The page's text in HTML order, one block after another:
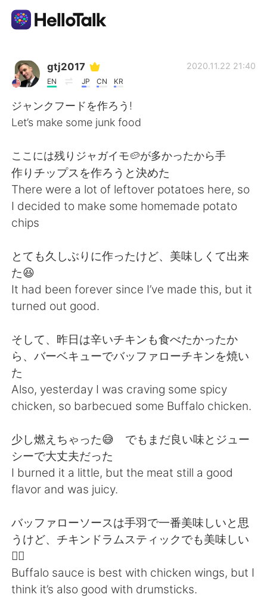
Sprachaustausch-App
Deutsch
English 简体中文
繁體中文 Español
日本語
Русский
Türkçe Tiếng Việt
Português
gtj2017
EN JP CN KR
2020.11.22 21:40
ジャンクフードを作ろう!
Let’s make some junk food
ここには残りジャガイモ🥔が多かったから手
作りチップスを作ろうと決めた
There were a lot of leftover potatoes here, so
I decided to make some homemade potato
chips
とても久しぶりに作ったけど、美味しくて出来
た😆
It had been forever since I’ve made this, but it
turned out good.
そして、昨日は辛いチキンも食べたかったか
ら、バーベキューでバッファローチキンを焼い
た
Also, yesterday I was craving some spicy
chicken, so barbecued some Buffalo chicken.
少し燃えちゃった😅 でもまだ良い味とジュー
シーで大丈夫だった
I burned it a little, but the meat still a good
flavor and was juicy.
バッファローソースは手羽で一番美味しいと思
うけど、チキンドラムスティックでも美味しい
👍🏻
Buffalo sauce is best with chicken wings, but I
think it’s also good with drumsticks.